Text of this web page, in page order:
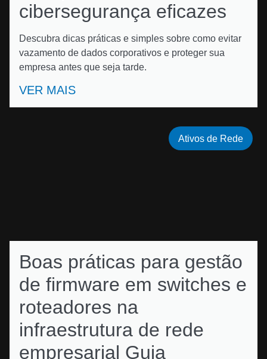
cibersegurança eficazes
Descubra dicas práticas e simples sobre como evitar
vazamento de dados corporativos e proteger sua
empresa antes que seja tarde.
VER MAIS
Boas práticas para gestão
de firmware em switches e
roteadores na
infraestrutura de rede
empresarial Guia
Ativos de Rede